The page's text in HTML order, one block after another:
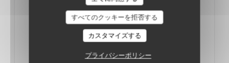
すべてのクッキーを拒否する
カスタマイズする
プライバシーポリシー